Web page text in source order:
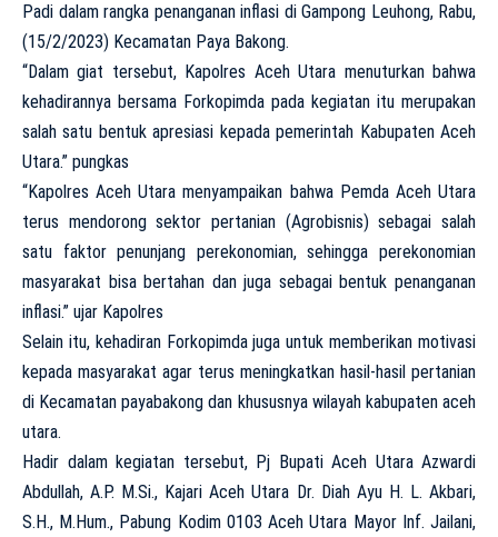
Padi dalam rangka penanganan inflasi di Gampong Leuhong, Rabu,
(15/2/2023) Kecamatan Paya Bakong.
“Dalam giat tersebut, Kapolres Aceh Utara menuturkan bahwa
kehadirannya bersama Forkopimda pada kegiatan itu merupakan
salah satu bentuk apresiasi kepada pemerintah Kabupaten Aceh
Utara.” pungkas
“Kapolres Aceh Utara menyampaikan bahwa Pemda Aceh Utara
terus mendorong sektor pertanian (Agrobisnis) sebagai salah
satu faktor penunjang perekonomian, sehingga perekonomian
masyarakat bisa bertahan dan juga sebagai bentuk penanganan
inflasi.” ujar Kapolres
Selain itu, kehadiran Forkopimda juga untuk memberikan motivasi
kepada masyarakat agar terus meningkatkan hasil-hasil pertanian
di Kecamatan payabakong dan khususnya wilayah kabupaten aceh
utara.
Hadir dalam kegiatan tersebut, Pj Bupati Aceh Utara Azwardi
Abdullah, A.P. M.Si., Kajari Aceh Utara Dr. Diah Ayu H. L. Akbari,
S.H., M.Hum., Pabung Kodim 0103 Aceh Utara Mayor Inf. Jailani,